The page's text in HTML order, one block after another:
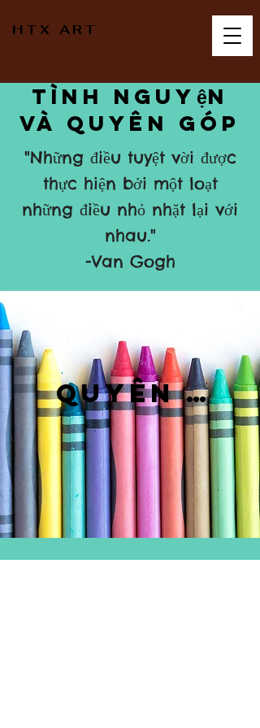
HTX ART
tình nguyện
và quyên góp
"Những điều tuyệt vời được
thực hiện bởi một loạt
những điều nhỏ nhặt lại với
nhau."
-Van Gogh
Quyên tặng